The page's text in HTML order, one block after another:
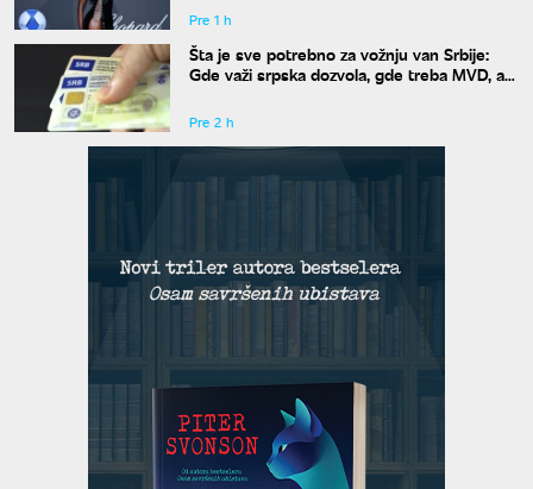
Pre 1 h
Šta je sve potrebno za vožnju van Srbije:
Gde važi srpska dozvola, gde treba MVD, a
Pre 2 h